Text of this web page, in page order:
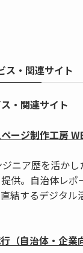
ス・関連サイト
・関連サイト
ージ制作工房
ニア歴を活かし
供。自治体レポ
結するデジタル
（自治体・企業